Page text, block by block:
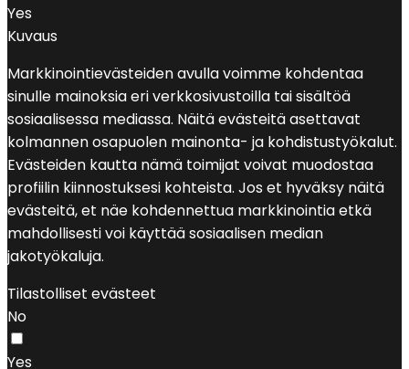
Yes
Kuvaus
Markkinointievästeiden avulla voimme kohdentaa
sinulle mainoksia eri verkkosivustoilla tai sisältöä
sosiaalisessa mediassa. Näitä evästeitä asettavat
kolmannen osapuolen mainonta- ja kohdistustyökalut.
Evästeiden kautta nämä toimijat voivat muodostaa
profiilin kiinnostuksesi kohteista. Jos et hyväksy näitä
evästeitä, et näe kohdennettua markkinointia etkä
mahdollisesti voi käyttää sosiaalisen median
jakotyökaluja.
Tilastolliset evästeet
No
Yes